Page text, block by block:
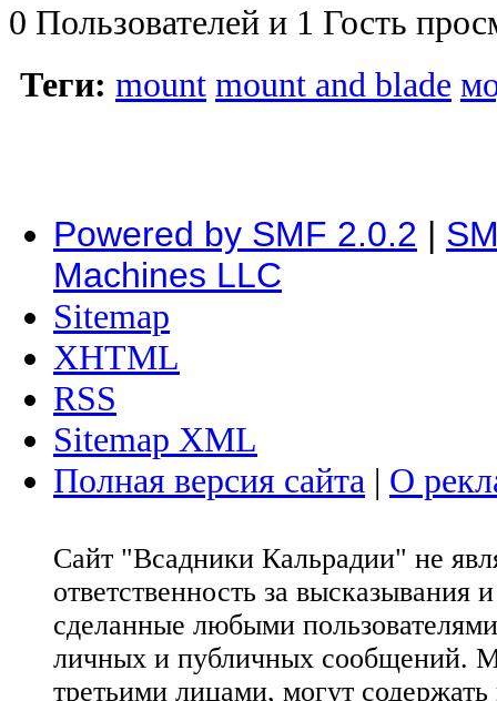
0 Пользователей и 1 Гость
Теги: mount mount and blade
Powered by SMF 2.0.2 |
Machines LLC
Sitemap
XHTML
RSS
Sitemap XML
Полная версия сайта | О
Сайт "Всадники Кальрадии" не
ответственность за
сделанные любыми
личных и публичных сообщений.
третьими лицами, могут